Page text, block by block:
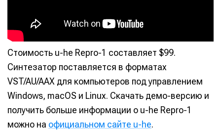
Стоимость u-he Repro-1 составляет $99.
Синтезатор поставляется в форматах
VST/AU/AAX для компьютеров под управлением
Windows, macOS и Linux. Скачать демо-версию и
получить больше информации о u-he Repro-1
можно на официальном сайте u-he.